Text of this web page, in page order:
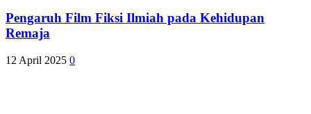
Pengaruh Film Fiksi Ilmiah pada Kehidupan
Remaja
12 April 2025 0